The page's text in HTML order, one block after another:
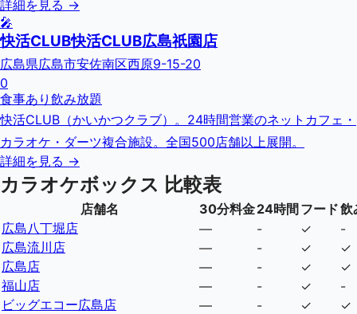
詳細を見る →
🎤
快活CLUB快活CLUB広島祇園店
広島県広島市安佐南区西原9-15-20
0
食事あり 飲み放題
快活CLUB（かいかつクラブ）。24時間営業のネットカフェ・
カラオケ・ダーツ複合施設。全国500店舗以上展開。
詳細を見る →
カラオケボックス 比較表
店舗名 30分料金24時間 フード飲
広島八丁堀店
— - ✓
-
広島流川店
— - ✓
✓
広島店
— - ✓
✓
福山店
— - ✓
-
ビッグエコー広島店
— - ✓
✓